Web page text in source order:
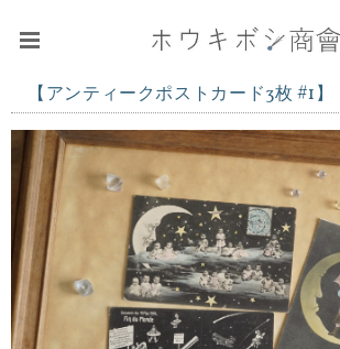
【アンティークポストカード3枚 #1】